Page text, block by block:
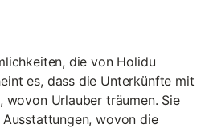
die von Holidu
es, dass die Unterkünfte mit
wovon Urlauber träumen. Sie
wovon die